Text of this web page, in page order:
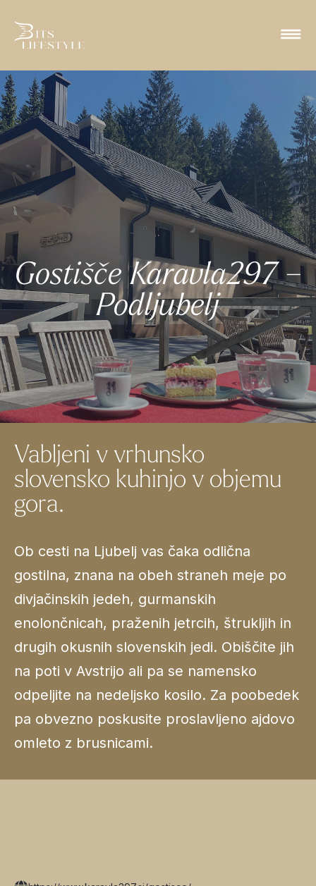
Gostišče Karavla297 –
Podljubelj
Vabljeni v vrhunsko
slovensko kuhinjo v objemu
gora.
Ob cesti na Ljubelj vas čaka odlična
gostilna, znana na obeh straneh meje po
divjačinskih jedeh, gurmanskih
enolončnicah, praženih jetrcih, štrukljih in
drugih okusnih slovenskih jedi. Obiščite jih
na poti v Avstrijo ali pa se namensko
odpeljite na nedeljsko kosilo. Za poobedek
pa obvezno poskusite proslavljeno ajdovo
omleto z brusnicami.